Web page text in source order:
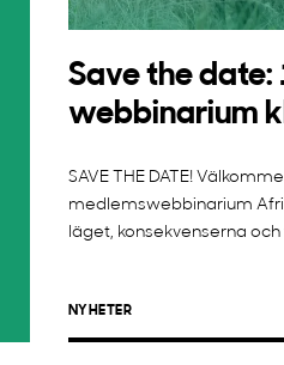
Save the date:
webbinarium
SAVE THE DATE!
medlemswebbinarium
läget, konsekvenserna
NYHETER